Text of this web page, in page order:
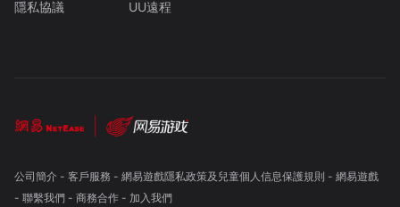
隱私協議 UU遠程
公司簡介- 客戶服務 - 網易遊戲隱私政策及兒童個人信息保護規則 - 網易遊戲
- 聯繫我們- 商務合作- 加入我們